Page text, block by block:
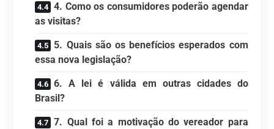
4. Como os consumidores poderão agendar
as visitas?
5. Quais são os benefícios esperados com
essa nova legislação?
6. A lei é válida em outras cidades do
Brasil?
7. Qual foi a motivação do vereador para